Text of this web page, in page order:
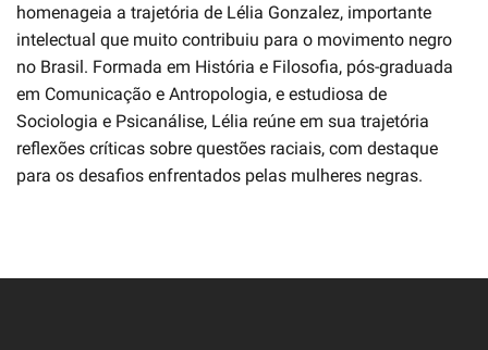
homenageia a trajetória de Lélia Gonzalez, importante
intelectual que muito contribuiu para o movimento negro
no Brasil. Formada em História e Filosofia, pós-graduada
em Comunicação e Antropologia, e estudiosa de
Sociologia e Psicanálise, Lélia reúne em sua trajetória
reflexões críticas sobre questões raciais, com destaque
para os desafios enfrentados pelas mulheres negras.